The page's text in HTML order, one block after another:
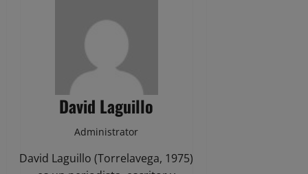
David Laguillo
Administrator
David Laguillo (Torrelavega, 1975)